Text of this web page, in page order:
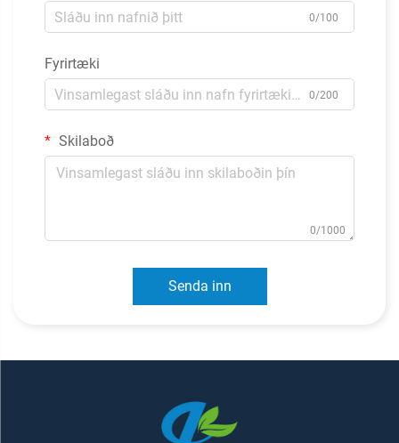
0/100
Fyrirtæki
0/200
Skilaboð
0/1000
Senda inn